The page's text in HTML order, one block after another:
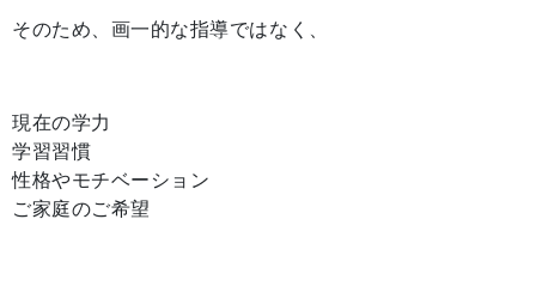
そのため、画一的な指導ではなく、
現在の学力
学習習慣
性格やモチベーション
ご家庭のご希望